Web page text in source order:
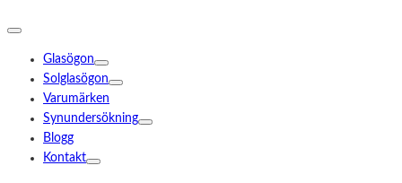
Glasögon
Solglasögon
Varumärken
Synundersökning
Blogg
Kontakt